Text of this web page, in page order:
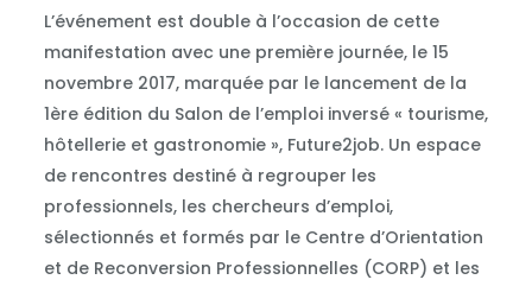
L’événement est double à l’occasion de cette
manifestation avec une première journée, le 15
novembre 2017, marquée par le lancement de la
1ère édition du Salon de l’emploi inversé « tourisme,
hôtellerie et gastronomie », Future2job. Un espace
de rencontres destiné à regrouper les
professionnels, les chercheurs d’emploi,
sélectionnés et formés par le Centre d’Orientation
et de Reconversion Professionnelles (CORP) et les